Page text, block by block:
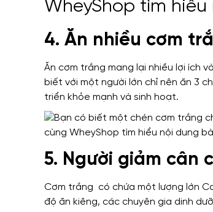
4. Ăn nhiều cơm
Ăn cơm trắng mang lại nhiều lợi ích
biết với một người lớn chỉ nên ăn 3
triển khỏe mạnh và sinh hoạt.
5. Người giảm cân
Cơm trắng có chứa một lượng lớn
độ ăn kiêng, các chuyên gia dinh